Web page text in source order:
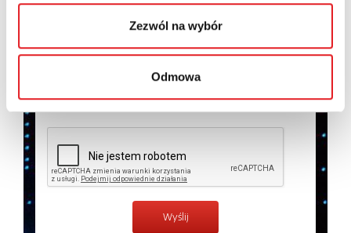
Zezwól na wybór
Odmowa
Wyrażam zgodę na przetwarzanie moich danych
osobowych przez Relpol S.A. Więcej informacji na
temat przetwarzania danych osobowych wPolityce
Zapoznałem z treściąPolityki Prywatności*